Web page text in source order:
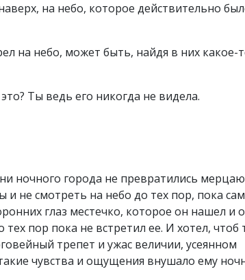
на небо, которое действительно
на небо, может быть, найдя в них какое-
Ты ведь его никогда не видела.
ночного города не превратились
не смотреть на небо до тех пор, пока
глаз местечко, которое он нашел и
пор пока не встретил ее. И хотел, чтоб
трепет и ужас величии, усеянном
чувства и ощущения внушало ему